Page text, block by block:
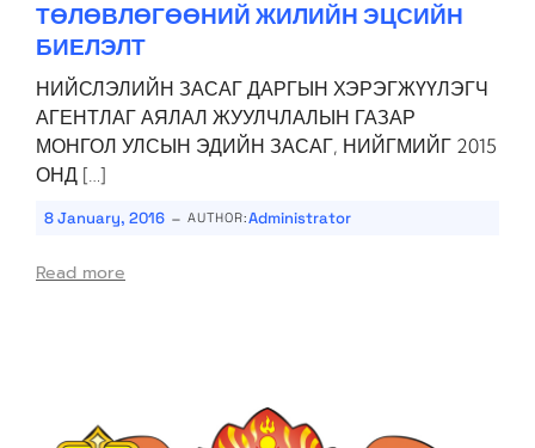
ТӨЛӨВЛӨГӨӨНИЙ ЖИЛИЙН ЭЦСИЙН
БИЕЛЭЛТ
НИЙСЛЭЛИЙН ЗАСАГ ДАРГЫН ХЭРЭГЖҮҮЛЭГЧ
АГЕНТЛАГ АЯЛАЛ ЖУУЛЧЛАЛЫН ГАЗАР
МОНГОЛ УЛСЫН ЭДИЙН ЗАСАГ, НИЙГМИЙГ 2015
ОНД […]
8 January, 2016 - AUTHOR:Administrator
Read more